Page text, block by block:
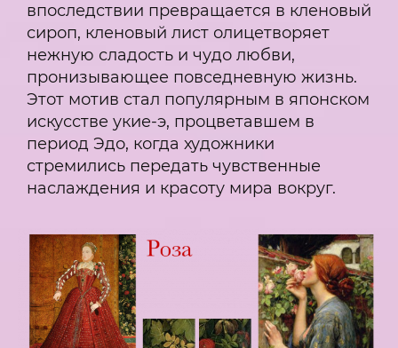
впоследствии превращается в кленовый
сироп, кленовый лист олицетворяет
нежную сладость и чудо любви,
пронизывающее повседневную жизнь.
Этот мотив стал популярным в японском
искусстве укие-э, процветавшем в
период Эдо, когда художники
стремились передать чувственные
наслаждения и красоту мира вокруг.